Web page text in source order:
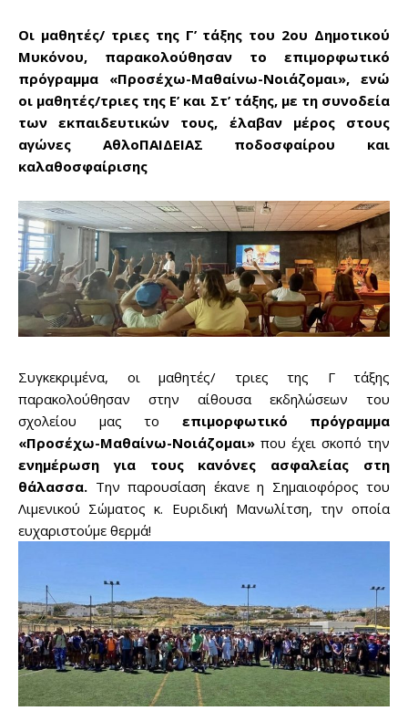
Οι μαθητές/ τριες της Γ’ τάξης του 2ου Δημοτικού
Μυκόνου, παρακολούθησαν το επιμορφωτικό
πρόγραμμα «Προσέχω-Μαθαίνω-Νοιάζομαι», ενώ
οι μαθητές/τριες της Ε’ και Στ’ τάξης, με τη συνοδεία
των εκπαιδευτικών τους, έλαβαν μέρος στους
αγώνες ΑθλοΠΑΙΔΕΙΑΣ ποδοσφαίρου και
καλαθοσφαίρισης
Συγκεκριμένα, οι μαθητές/ τριες της Γ τάξης
παρακολούθησαν στην αίθουσα εκδηλώσεων του
σχολείου μας το επιμορφωτικό πρόγραμμα
«Προσέχω-Μαθαίνω-Νοιάζομαι» που έχει σκοπό την
ενημέρωση για τους κανόνες ασφαλείας στη
θάλασσα. Την παρουσίαση έκανε η Σημαιοφόρος του
Λιμενικού Σώματος κ. Ευριδική Μανωλίτση, την οποία
ευχαριστούμε θερμά!